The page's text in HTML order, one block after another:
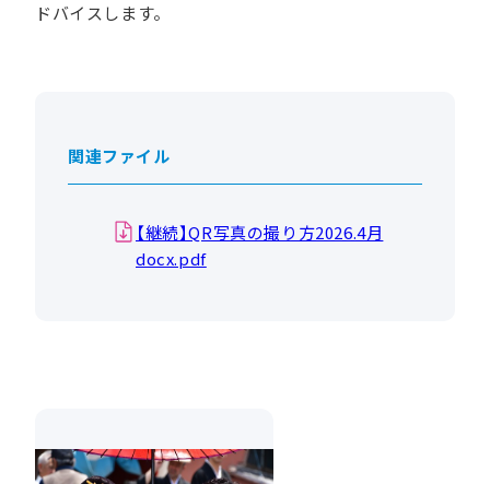
ドバイスします。
関連ファイル
【継続】QR写真の撮り方2026.4月
docx.pdf